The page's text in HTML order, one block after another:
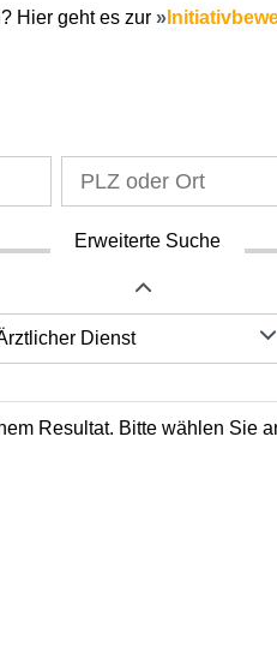
Hier geht es zur
Erweiterte Suche
Dienst
Resultat. Bitte wählen Sie